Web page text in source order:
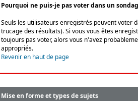
Pourquoi ne puis-je pas voter dans un
Seuls les utilisateurs enregistrés peuvent voter
trucage des résultats). Si vous vous êtes
toujours pas voter, alors vous n'avez
appropriés.
Revenir en haut de page
Mise en forme et types de sujets